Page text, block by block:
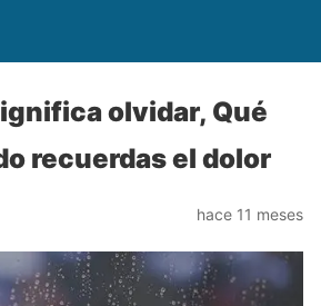
olvidar, Qué
recuerdas el dolor
hace 11 meses